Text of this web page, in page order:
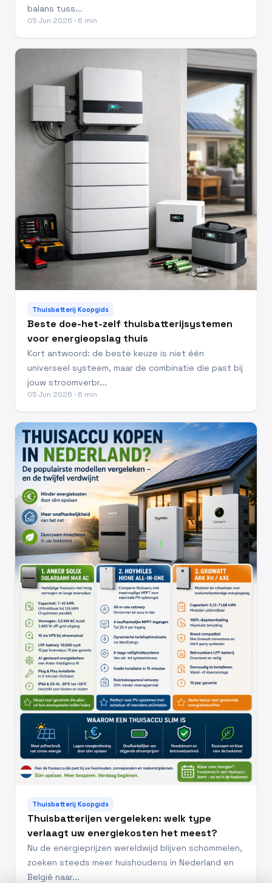
balans tuss...
05 Jun 2026 · 6 min
Thuisbatterij Koopgids
Beste doe-het-zelf thuisbatterijsystemen
voor energieopslag thuis
Kort antwoord: de beste keuze is niet één
universeel systeem, maar de combinatie die past bij
jouw stroomverbr...
05 Jun 2026 · 6 min
Thuisbatterij Koopgids
Thuisbatterijen vergeleken: welk type
verlaagt uw energiekosten het meest?
Nu de energieprijzen wereldwijd blijven schommelen,
zoeken steeds meer huishoudens in Nederland en
België naar...